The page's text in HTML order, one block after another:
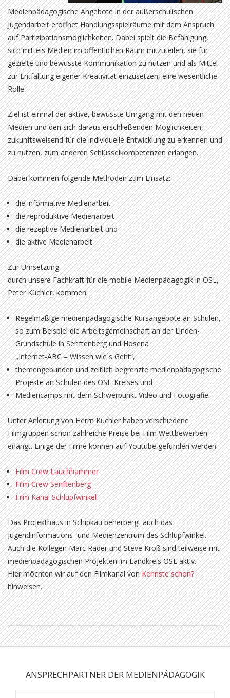
Medienpädagogische Angebote in der außerschulischen
Jugendarbeit eröffnet Handlungsspielräume mit dem Anspruch
auf Partizipationsmöglichkeiten. Dabei spielt die Befähigung,
sich mittels Medien im öffentlichen Raum mitzuteilen, sie für
gezielte und bewusste Kommunikation zu nutzen und als Mittel
zur Entfaltung eigener Kreativität einzusetzen, eine wesentliche
Rolle.
Ziel ist einmal der aktive, bewusste Umgang mit den neuen
Medien und den sich daraus erschließenden Möglichkeiten,
zukunftsweisend für die individuelle Entwicklung zu erkennen und
zu nutzen, zum anderen Schlüsselkompetenzen erlangen.
Dabei kommen folgende Methoden zum Einsatz:
die informative Medienarbeit
die reproduktive Medienarbeit
die rezeptive Medienarbeit und
die aktive Medienarbeit
Zur Umsetzung
durch unsere Fachkraft für die mobile Medienpädagogik in OSL,
Peter Küchler, kommen:
Regelmäßige medienpädagogische Kursangebote an Schulen,
so zum Beispiel die Arbeitsgemeinschaft an der Linden-
Grundschule in Senftenberg und Hosena
„Internet-ABC – Wissen wie`s Geht“,
themengebunden und zeitlich begrenzte medienpädagogische
Projekte an Schulen des OSL-Kreises und
Mediencamps mit dem Schwerpunkt Video und Fotografie.
Unter Anleitung von Herrn Küchler haben verschiedene
Filmgruppen schon zahlreiche Preise bei Film Wettbewerben
erlangt. Einige der Filme können auf Youtube gefunden werden:
Film Crew Lauchhammer
Film Crew Senftenberg
Film Kanal Schlupfwinkel
Das Projekthaus in Schipkau beherbergt auch das
Jugendinformations- und Medienzentrum des Schlupfwinkel.
Auch die Kollegen Marc Räder und Steve Kroß sind teilweise mit
medienpädagogischen Projekten im Landkreis OSL aktiv.
Hier möchten wir auf den Filmkanal vonKennste schon?
hinweisen.
2018-
02-
ANSPRECHPARTNER DER MEDIENPÄDAGOGIK